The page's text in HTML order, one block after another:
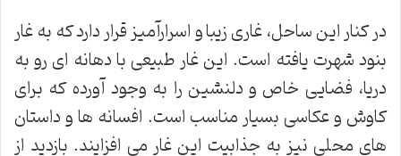
در کنار این ساحل، غاری زیبا و اسرارآمیز قرار دارد که به غار
بنود شهرت یافته است. این غار طبیعی با دهانه ای رو به
دریا، فضایی خاص و دلنشین را به وجود آورده که برای
کاوش و عکاسی بسیار مناسب است. افسانه ها و داستان
های محلی نیز به جذابیت این غار می افزایند. بازدید از